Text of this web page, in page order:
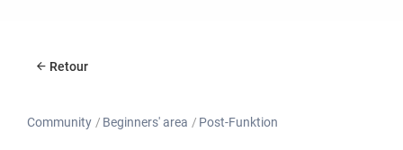
Retour
Community Beginners' area Post-Funktion